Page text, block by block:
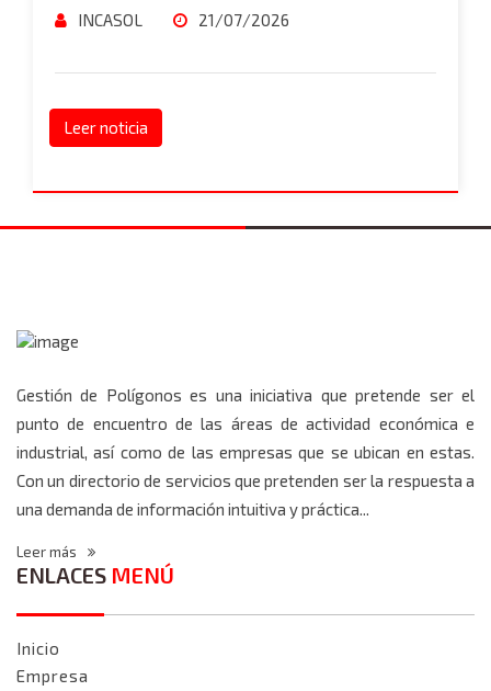
INCASOL 21/07/2026
Leer noticia
Gestión de Polígonos es una iniciativa que pretende ser el
punto de encuentro de las áreas de actividad económica e
industrial, así como de las empresas que se ubican en estas.
Con un directorio de servicios que pretenden ser la respuesta a
una demanda de información intuitiva y práctica...
Leer más
ENLACES MENÚ
Inicio
Empresa